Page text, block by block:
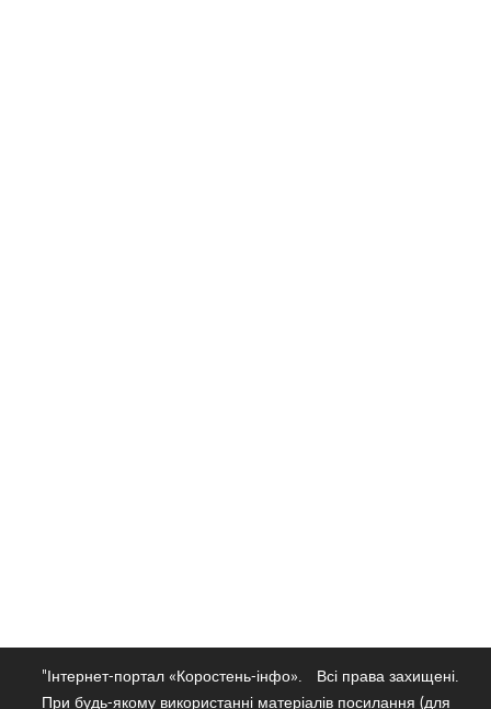
"Інтернет-портал «Коростень-інфо».
Всі права захищені.
При будь-якому використанні матеріалів посилання (для